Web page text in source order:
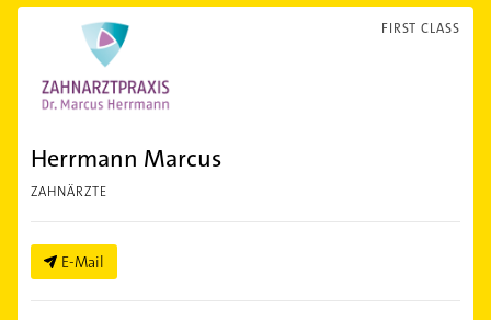
FIRST CLASS
Herrmann Marcus
ZAHNÄRZTE
E-Mail